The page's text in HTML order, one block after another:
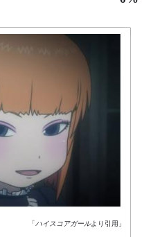
「ハイスコアガールより引用」